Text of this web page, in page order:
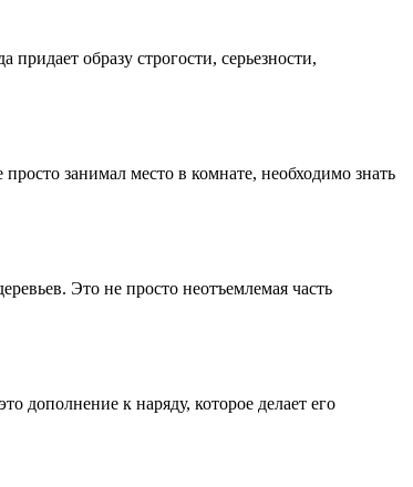
образу строгости, серьезности,
занимал место в комнате, необходимо знать
Это не просто неотъемлемая часть
дополнение к наряду, которое делает его